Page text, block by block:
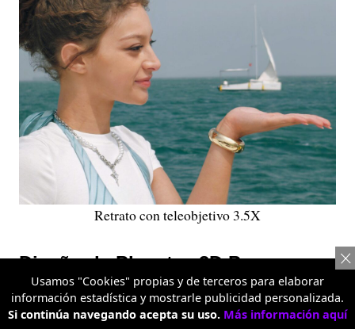
Retrato con teleobjetivo 3.5X
Diseño de Planetas 3D Pop
Cada generación de la serie Reno introduce una nueva
identidad de diseño, y la Serie Reno16 no fue la
Usamos "Cookies" propias y de terceros para elaborar
información estadística y mostrarle publicidad personalizada.
Si continúa navegando acepta su uso. Más información aquí